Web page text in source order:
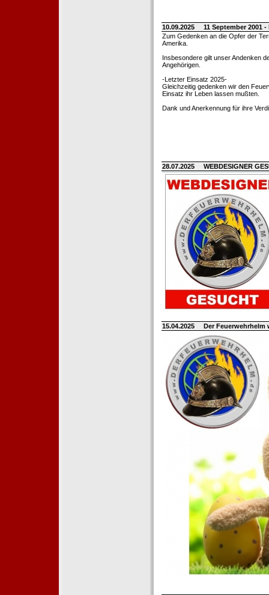
10.09.2025
11 September 2001
Zum Gedenken an die Opfer der
Amerika.
Insbesondere gilt unser Andenken
Angehörigen.
-Letzter Einsatz 2025-
Gleichzeitig gedenken wir den
Einsatz ihr Leben lassen mußten.
Dank und Anerkennung für ihre
28.07.2025 WEBDESIGNER
15.04.2025 Der